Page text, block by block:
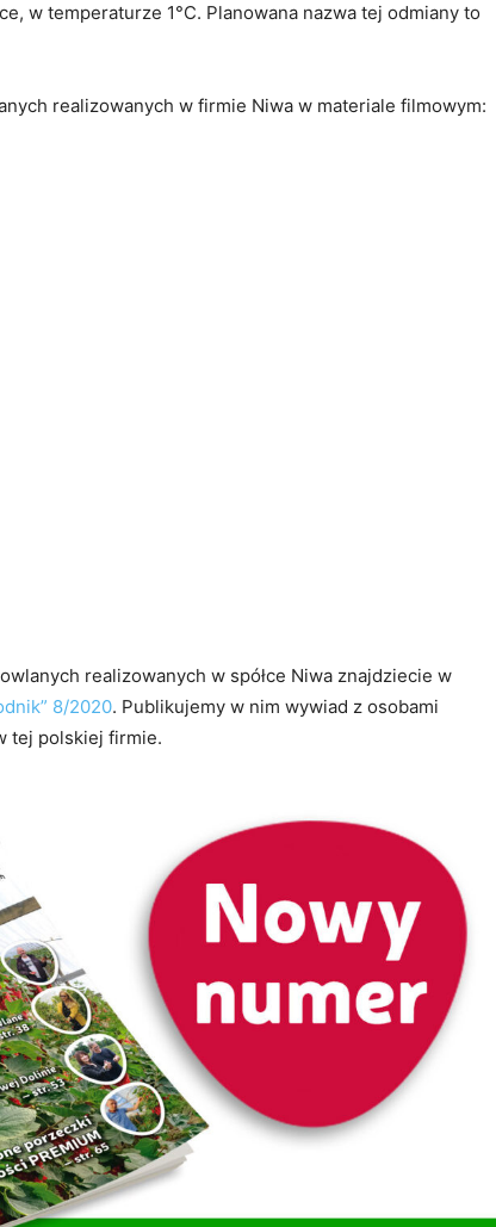
w temperaturze 1°C. Planowana nazwa tej odmiany to
realizowanych w firmie Niwa w materiale filmowym:
realizowanych w spółce Niwa znajdziecie w
8/2020. Publikujemy w nim wywiad z osobami
tej polskiej firmie.